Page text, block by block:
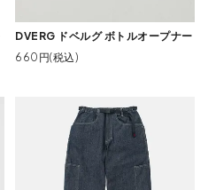
DVERG ドベルグ ボトルオープナー
660円(税込)